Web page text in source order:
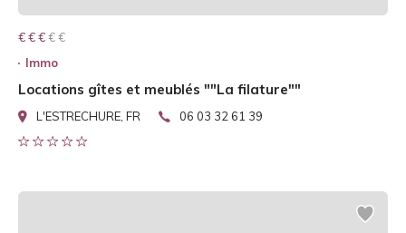
€ € € € €
€ € €
Immo
Locations gîtes et meublés ""La filature""
L'ESTRECHURE, FR 06 03 32 61 39